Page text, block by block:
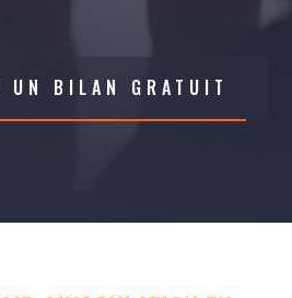
UN BILAN GRATUIT